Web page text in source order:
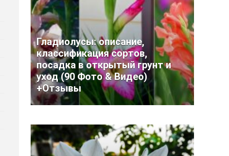
Гладиолусы: описание,
классификация сортов,
посадка в открытый грунт и
уход (90 Фото & Видео)
+Отзывы